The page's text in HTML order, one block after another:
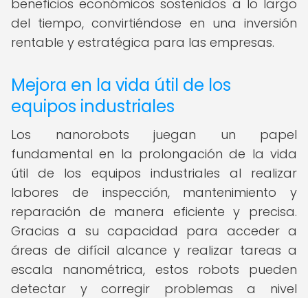
beneficios económicos sostenidos a lo largo
del tiempo, convirtiéndose en una inversión
rentable y estratégica para las empresas.
Mejora en la vida útil de los
equipos industriales
Los nanorobots juegan un papel
fundamental en la prolongación de la vida
útil de los equipos industriales al realizar
labores de inspección, mantenimiento y
reparación de manera eficiente y precisa.
Gracias a su capacidad para acceder a
áreas de difícil alcance y realizar tareas a
escala nanométrica, estos robots pueden
detectar y corregir problemas a nivel